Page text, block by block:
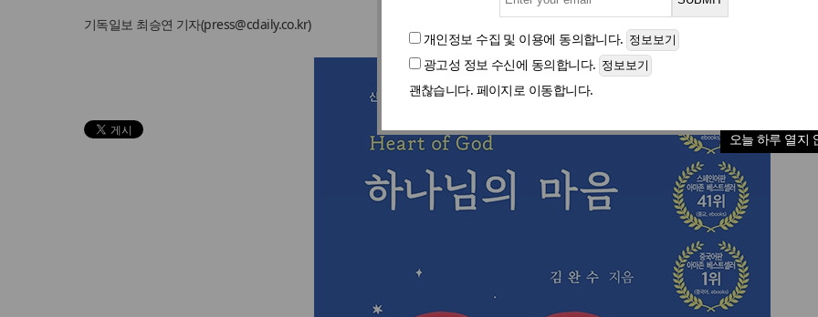
개인정보 수집 및 이용에 동의합니다.
광고성 정보 수신에 동의합니다.
괜찮습니다. 페이지로 이동합니다.
오늘 하루 열지
기독일보 최승연 기자(press@cdaily.co.kr)